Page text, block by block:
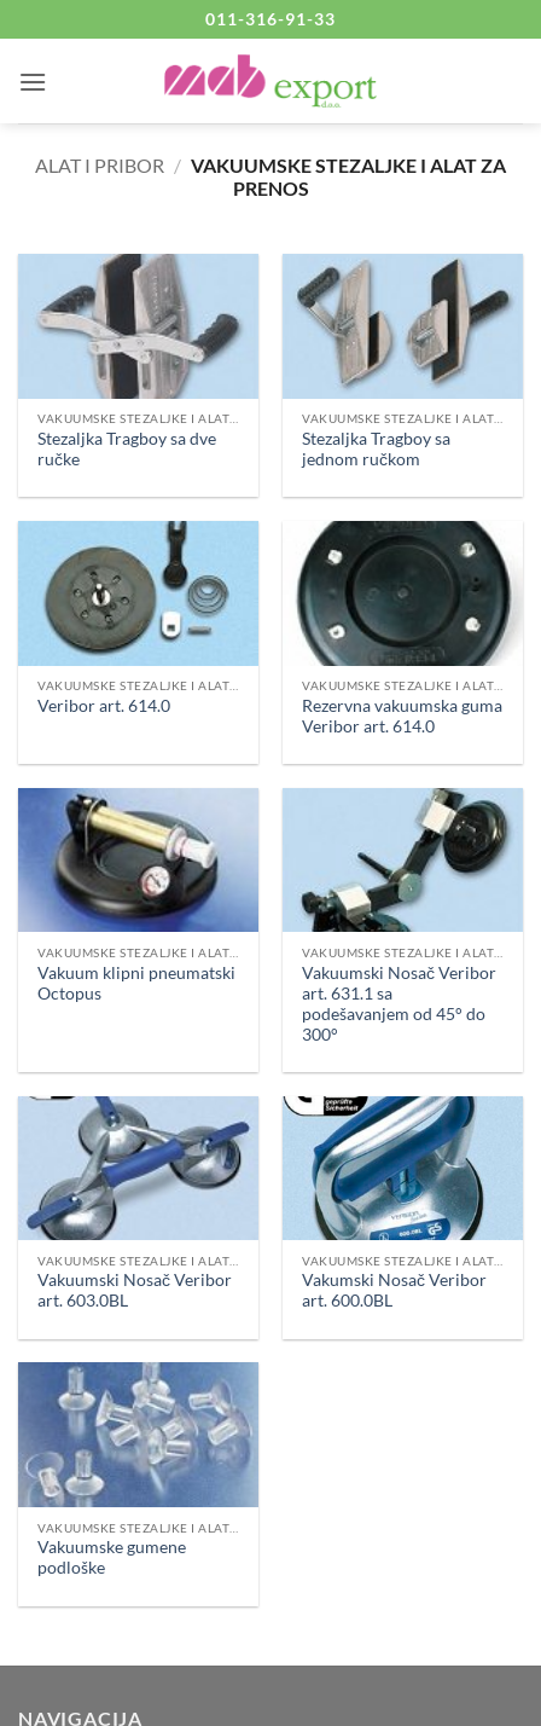
to
content
011-316-91-33
ALAT I PRIBOR / VAKUUMSKE STEZALJKE I ALAT ZA
PRENOS
Stezaljka Tragboy sa dve
ručke
Stezaljka Tragboy sa
jednom ručkom
Veribor art. 614.0
Rezervna vakuumska guma
Veribor art. 614.0
Vakuum klipni pneumatski
Octopus
Vakuumski Nosač Veribor
art. 631.1 sa
podešavanjem od 45° do
300°
Vakuumski Nosač Veribor
art. 603.0BL
Vakumski Nosač Veribor
art. 600.0BL
Vakuumske gumene
podloške
NAVIGACIJA